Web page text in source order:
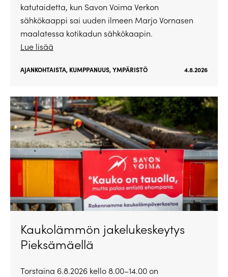
katutaidetta, kun Savon Voima Verkon
sähkökaappi sai uuden ilmeen Marjo Vornasen
maalatessa kotikadun sähkökaapin.
Lue lisää
AJANKOHTAISTA, KUMPPANUUS,YMPÄRISTÖ 4.8.2026
Kaukolämmön jakelukeskeytys
Pieksämäellä
Torstaina 6.8.2026 kello 8.00–14.00 on